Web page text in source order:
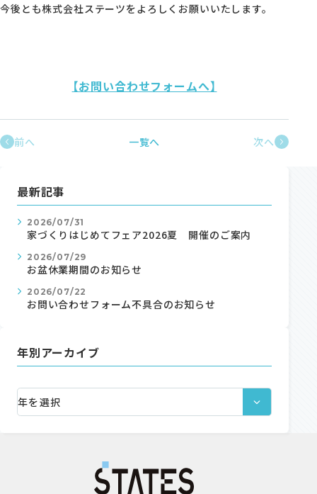
来場予約
資料請求
オンライン相談
今後とも株式会社ステーツをよろしくお願いいたします。
【お問い合わせフォームへ】
前へ 一覧へ 次へ
最新記事
2026/07/31
家づくりはじめてフェア2026夏 開催のご案内
2026/07/29
お盆休業期間のお知らせ
2026/07/22
お問い合わせフォーム不具合のお知らせ
年別アーカイブ